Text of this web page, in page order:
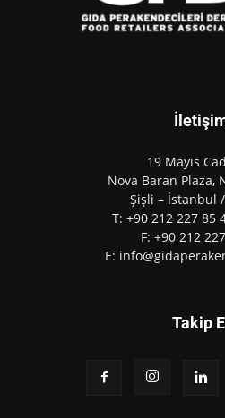
19 Mayıs
Nova Baran Plaza,
Şişli – İstanbul
T: +90 212 227 85
F: +90 212
E:
Takip